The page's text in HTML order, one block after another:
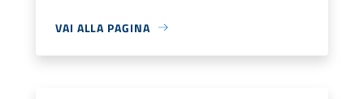
VAI ALLA PAGINA